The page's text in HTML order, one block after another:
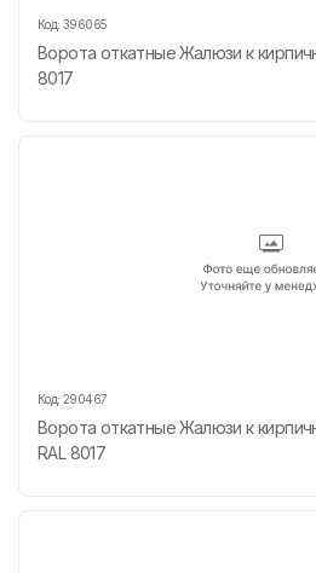
Код: 396065
Ворота откатные Жалюзи к
8017
Код: 290467
Ворота откатные Жалюзи к
RAL 8017